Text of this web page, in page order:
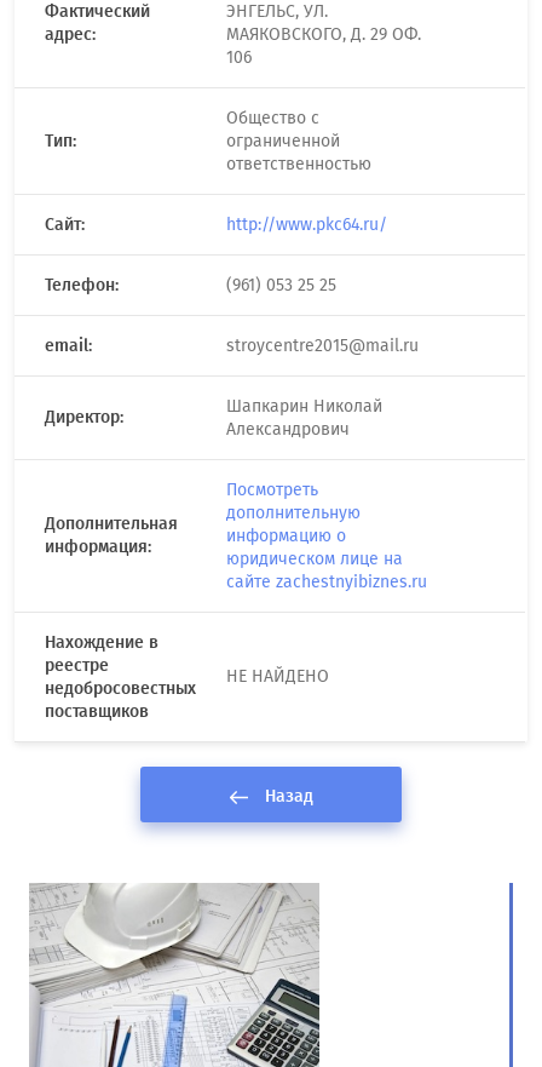
Фактический
адрес:
ЭНГЕЛЬС, УЛ.
МАЯКОВСКОГО, Д. 29 ОФ.
106
Тип:
Общество с
ограниченной
ответственностью
Сайт: http://www.pkc64.ru/
Телефон: (961) 053 25 25
email: stroycentre2015@mail.ru
Директор:
Шапкарин Николай
Александрович
Дополнительная
информация:
Посмотреть
дополнительную
информацию о
юридическом лице на
сайте zachestnyibiznes.ru
Нахождение в
реестре
недобросовестных
поставщиков
НЕ НАЙДЕНО
Назад